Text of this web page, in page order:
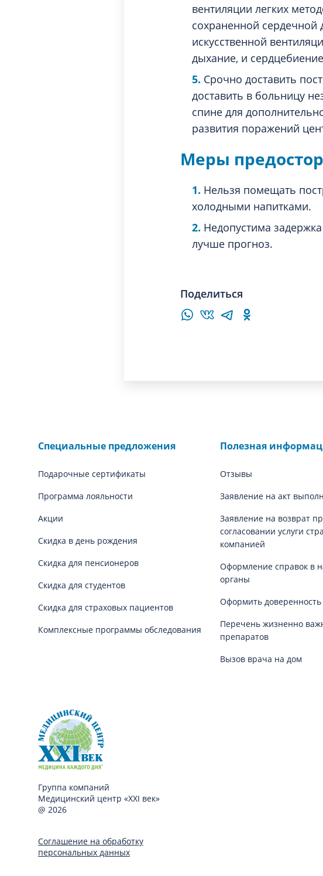
вентиляции легких
сохраненной сердечной
искусственной
дыхание, и
Срочно доставить
доставить в больницу
спине для
развития поражений
Меры
Нельзя помещать
холодными напитками.
Недопустима
лучше прогноз.
Поделиться
Специальные предложения
Подарочные сертификаты
Программа лояльности
Акции
Скидка в день рождения
Скидка для пенсионеров
Скидка для студентов
Скидка для страховых пациентов
Комплексные программы обследования
Группа компаний
Медицинский центр «XXI век»
@ 2026
Полезная
Отзывы
Заявление на акт
Заявление на возврат
согласовании услуги
компанией
Оформление справок в
органы
Оформить доверенность
Перечень жизненно
препаратов
Вызов врача на дом
Соглашение на обработку
персональных данных